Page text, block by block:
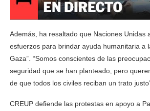
Además, ha resaltado que Naciones Unidas
esfuerzos para brindar ayuda humanitaria a
Gaza”. “Somos conscientes de las
seguridad que se han planteado, pero
de que todos los civiles reciban un trato
CREUP defiende las protestas en apoyo a